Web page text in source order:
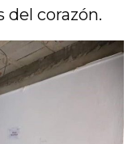
corazón.